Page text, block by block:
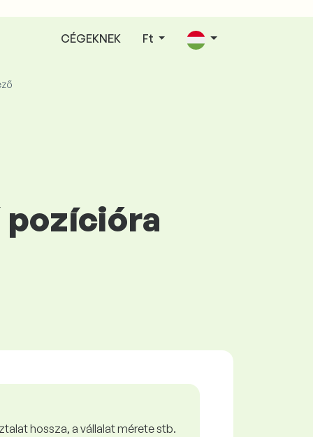
CÉGEKNEK Ft
pozícióra
hossza, a vállalat mérete stb.